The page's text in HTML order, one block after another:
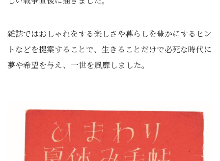
雑誌ではおしゃれをする楽しさや暮らしを豊かにするヒン
トなどを提案することで、生きることだけで必死な時代に
夢や希望を与え、一世を風靡しました。